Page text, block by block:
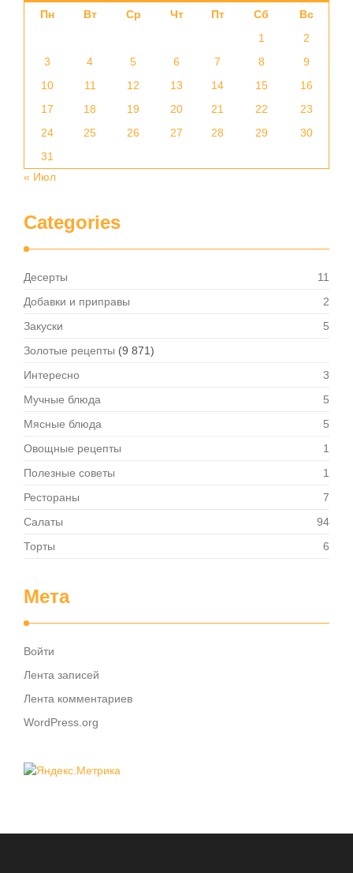
Пн Вт Ср Чт Пт Сб
Вс
1
2
3
4 5 6 7 8
9
10
11 12 13 14 15
16
17
18 19 20 21 22
23
24
25 26 27 28 29
30
31
« Июл
Categories
Десерты
11
Добавки и приправы
2
Закуски
5
Золотые рецепты (9 871)
Интересно
3
Мучные блюда
5
Мясные блюда
5
Овощные рецепты
1
Полезные советы
1
Рестораны
7
Салаты
94
Торты
6
Мета
Войти
Лента записей
Лента комментариев
WordPress.org